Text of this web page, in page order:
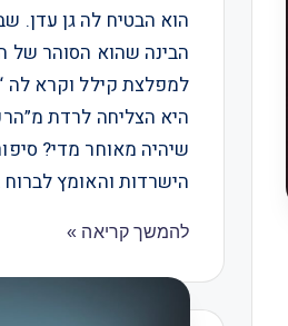
הוא הבטיח לה גן עדן.
הבינה שהוא הסוהר של
למפלצת קילל וקרא לה
היא הצליחה לרדת
שיהיה מאוחר מדי?
הישרדות והאומץ לברוח
להמשך קריאה »